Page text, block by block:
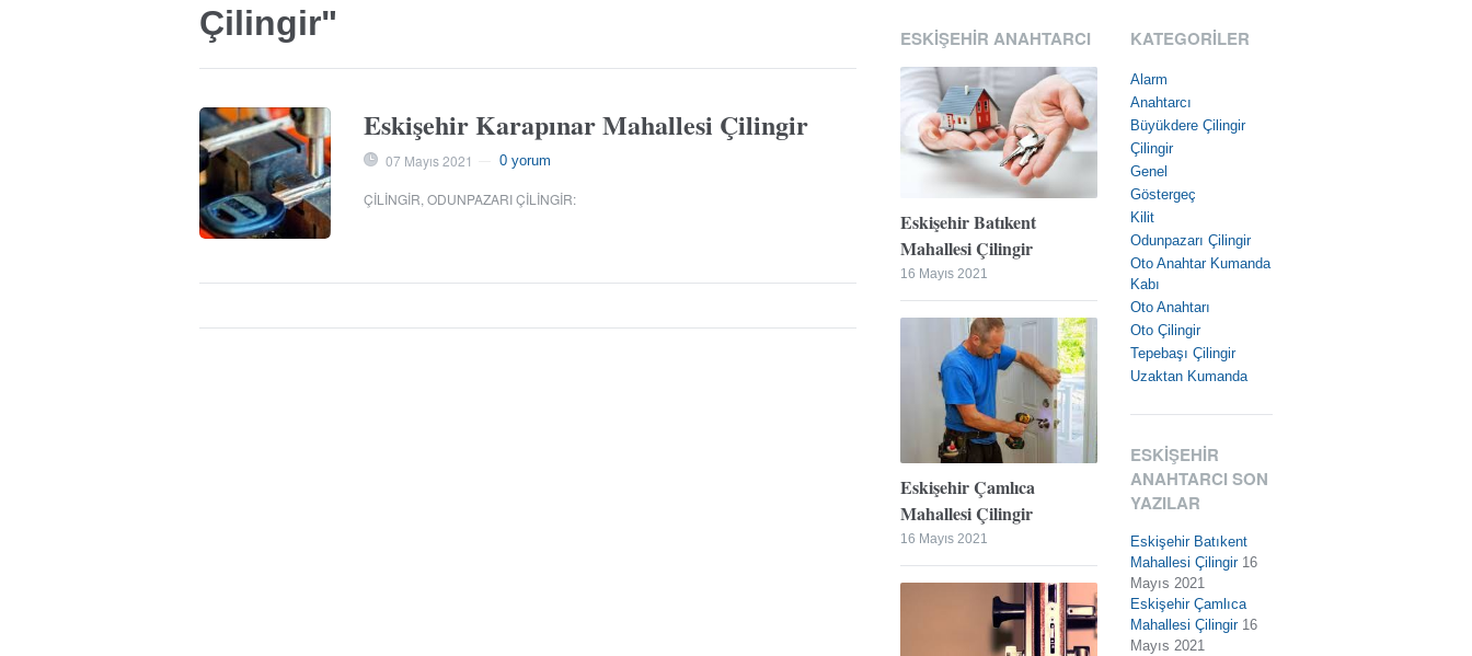
Çilingir"
Eskişehir Karapınar Mahallesi Çilingir
07 Mayıs 2021 0 yorum
ÇILINGIR,ODUNPAZARI ÇILINGIR:
ESKIŞEHIR ANAHTARCI
Eskişehir Batıkent
Mahallesi Çilingir
16 Mayıs 2021
Eskişehir Çamlıca
Mahallesi Çilingir
16 Mayıs 2021
KATEGORILER
Alarm
Anahtarcı
Büyükdere Çilingir
Çilingir
Genel
Göstergeç
Kilit
Odunpazarı Çilingir
Oto Anahtar Kumanda
Kabı
Oto Anahtarı
Oto Çilingir
Tepebaşı Çilingir
Uzaktan Kumanda
ESKIŞEHIR
ANAHTARCI SON
YAZILAR
Eskişehir Batıkent
Mahallesi Çilingir 16
Mayıs 2021
Eskişehir Çamlıca
Mahallesi Çilingir 16
Mayıs 2021